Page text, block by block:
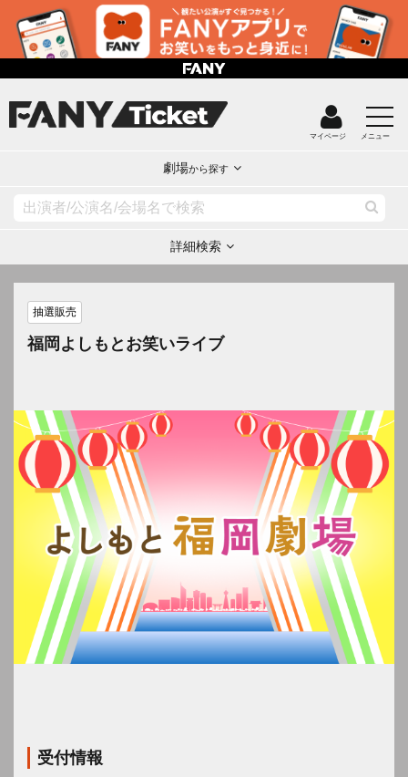
マイページ メニュー
劇場から探す
詳細検索
抽選販売
福岡よしもとお笑いライブ
受付情報